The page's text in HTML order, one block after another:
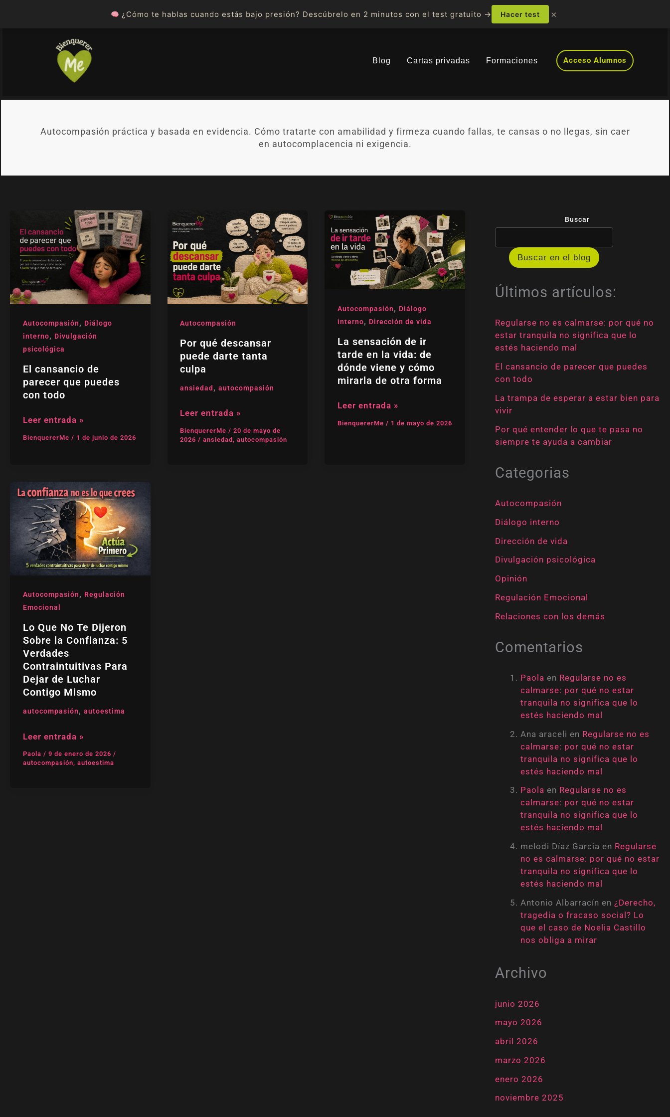
¿Cómo te hablas cuando estás bajo presión? Descúbrelo en 2 minutos con el test gratuito → Hacer test ×
Blog Cartas privadas Formaciones Acceso Alumnos
Autocompasión práctica y basada en evidencia. Cómo tratarte con amabilidad y firmeza cuando fallas, te cansas o no llegas, sin caer
en autocomplacencia ni exigencia.
Autocompasión, Diálogo
interno, Divulgación
psicológica
El cansancio de
parecer que puedes
con todo
cansancio
de
parecer
que
puedes
con
todo
Leer entrada »
BienquererMe / 1 de junio de 2026
Autocompasión
Por qué descansar
puede darte tanta
culpa
ansiedad ,autocompasión
qué
descansar
puede
darte
tanta
culpa
Leer entrada »
BienquererMe/20 de mayo de
2026/ansiedad,autocompasión
Autocompasión, Diálogo
interno, Dirección de vida
La sensación de ir
tarde en la vida: de
dónde viene y cómo
mirarla de otra forma
La
sensación
de
ir
tarde
viene
y
cómo
mirarla
otra
Leer entrada »
BienquererMe / 1 de mayo de 2026
Autocompasión, Regulación
Emocional
Lo Que No Te Dijeron
Sobre la Confianza: 5
Verdades
Contraintuitivas Para
Dejar de Luchar
Contigo Mismo
autocompasión, autoestima
Lo
Que
No
Te
Dijeron
Sobre
la
Confianza:
Verdades
Contraintuitivas
Para
Dejar
de
Luchar
Contigo
Mismo
Leer entrada »
Paola / 9 de enero de 2026 /
autocompasión, autoestima
Buscar
Buscar en el blog
Últimos artículos:
Regularse no es calmarse: por qué no
estar tranquila no significa que lo
estés haciendo mal
El cansancio de parecer que puedes
con todo
La trampa de esperar a estar bien para
vivir
Por qué entender lo que te pasa no
siempre te ayuda a cambiar
Categorias
Autocompasión
Diálogo interno
Dirección de vida
Divulgación psicológica
Opinión
Regulación Emocional
Relaciones con los demás
Comentarios
Paola en Regularse no es
calmarse: por qué no estar
tranquila no significa que lo
estés haciendo mal
Ana araceli en Regularse no es
calmarse: por qué no estar
tranquila no significa que lo
estés haciendo mal
Paola en Regularse no es
calmarse: por qué no estar
tranquila no significa que lo
estés haciendo mal
melodi Díaz García en Regularse
no es calmarse: por qué no estar
tranquila no significa que lo
estés haciendo mal
Antonio Albarracín en ¿Derecho,
tragedia o fracaso social? Lo
que el caso de Noelia Castillo
nos obliga a mirar
Archivo
junio 2026
mayo 2026
abril 2026
marzo 2026
enero 2026
noviembre 2025